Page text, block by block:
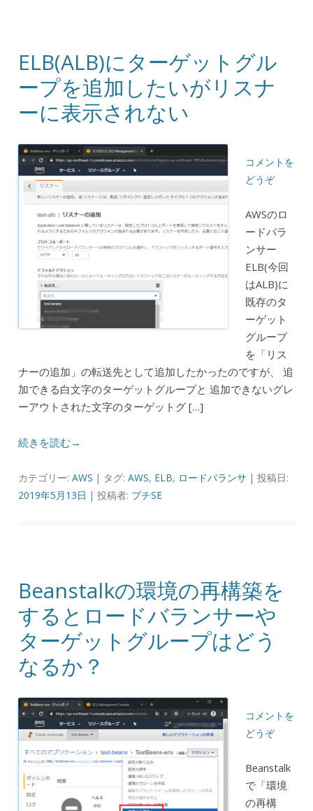
ELB(ALB)にターゲットグル
ープを追加したいがリスナ
ーに表示されない
コメントを
どうぞ
AWSのロ
ードバラ
ンサー
ELB(今回
はALB)に
既存のタ
ーゲット
グループ
を「リス
ナーの追加」の転送先として追加したかったのですが、 追
加できる白文字のターゲットグループと 追加できないグレ
ーアウトされた文字のターゲットグ […]
続きを読む→
カテゴリー: AWS | タグ: AWS, ELB, ロードバランサ| 投稿日:
2019年5月13日 | 投稿者: プチSE
Beanstalkの環境の再構築を
するとロードバランサーや
ターゲットグループはどう
なるか？
コメントを
どうぞ
Beanstalk
で「環境
の再構